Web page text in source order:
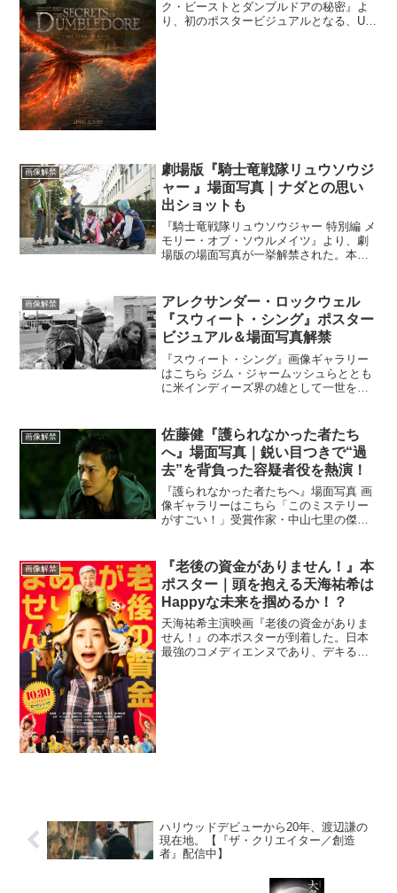
ク・ビーストとダンブルドアの秘密』よ
り、初のポスタービジュアルとなる、US
画像解禁
劇場版『騎士竜戦隊リュウソウジ
ャー 』場面写真｜ナダとの思い
出ショットも
『騎士竜戦隊リュウソウジャー 特別編 メ
モリー・オブ・ソウルメイツ』より、劇
場版の場面写真が一挙解禁された。本作
とし、惜しまれながらもその姿を消すこ
とになってしま...
画像解禁
アレクサンダー・ロックウェル
『スウィート・シング』ポスター
ビジュアル＆場⾯写真解禁
『スウィート・シング』画像ギャラリー
はこちら ジム・ジャームッシュらととも
に⽶インディーズ界の雄として⼀世を⾵
ト・シング』の日本版ポスタービジュア
ルと場⾯写真が解禁さ...
画像解禁
佐藤健『護られなかった者たち
へ』場面写真｜鋭い目つきで“過
去”を背負った容疑者役を熱演！
『護られなかった者たちへ』場面写真 画
像ギャラリーはこちら「このミステリー
がすごい！」受賞作家・中山七里の傑作
されたのは、佐藤健演じる、主人公・利
根の場面写真。 『８年...
画像解禁
『老後の資金がありません！』本
ポスター｜頭を抱える天海祐希は
Happyな未来を掴めるか！？
天海祐希主演映画『老後の資金がありま
せん！』の本ポスターが到着した。日本
最強のコメディエンヌであり、デキる女
ハリウッドデビューから20年、渡辺謙の
現在地。【『ザ・クリエイター／創造
者』配信中】